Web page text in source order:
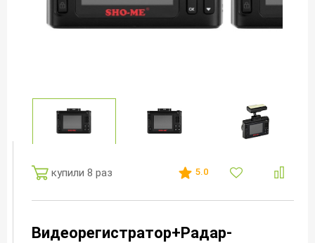
купили 8 раз 5.0
Видеорегистратор+Радар-